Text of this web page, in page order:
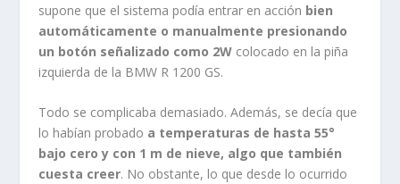
supone que el sistema podía entrar en acción bien
automáticamente o manualmente presionando
un botón señalizado como 2Wcolocado en la piña
izquierda de la BMW R 1200 GS.
Todo se complicaba demasiado. Además, se decía que
lo habían probado a temperaturas de hasta 55°
bajo cero y con 1 m de nieve, algo que también
cuesta creer. No obstante, lo que desde lo ocurrido